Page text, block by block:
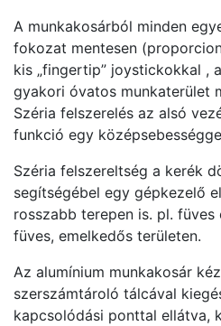
A munkakosárból minden
fokozat mentesen
kis „fingertip” joystickokkal ,
gyakori óvatos munkaterület
Széria felszerelés az alsó
funkció egy
Széria felszereltség a kerék
segítségébel egy gépkezelő
rosszabb terepen is. pl. füves
füves, emelkedős területen.
Az alumínium munkakosár
szerszámtároló tálcával
kapcsolódási ponttal ellátva,